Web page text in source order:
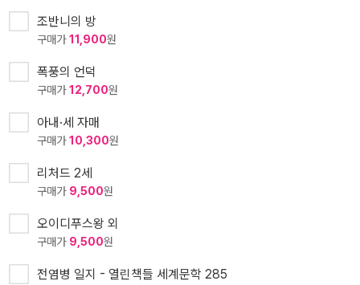
조반니의 방
구매가11,900원
폭풍의 언덕
구매가12,700원
아내·세 자매
구매가10,300원
리처드 2세
구매가 9,500원
오이디푸스왕 외
구매가 9,500원
전염병 일지 - 열린책들 세계문학 285